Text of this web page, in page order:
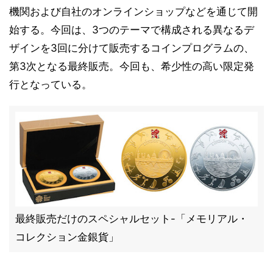
機関および自社のオンラインショップなどを通じて開
始する。今回は、3つのテーマで構成される異なるデ
ザインを3回に分けて販売するコインプログラムの、
第3次となる最終販売。今回も、希少性の高い限定発
行となっている。
最終販売だけのスペシャルセット-「メモリアル・
コレクション金銀貨」